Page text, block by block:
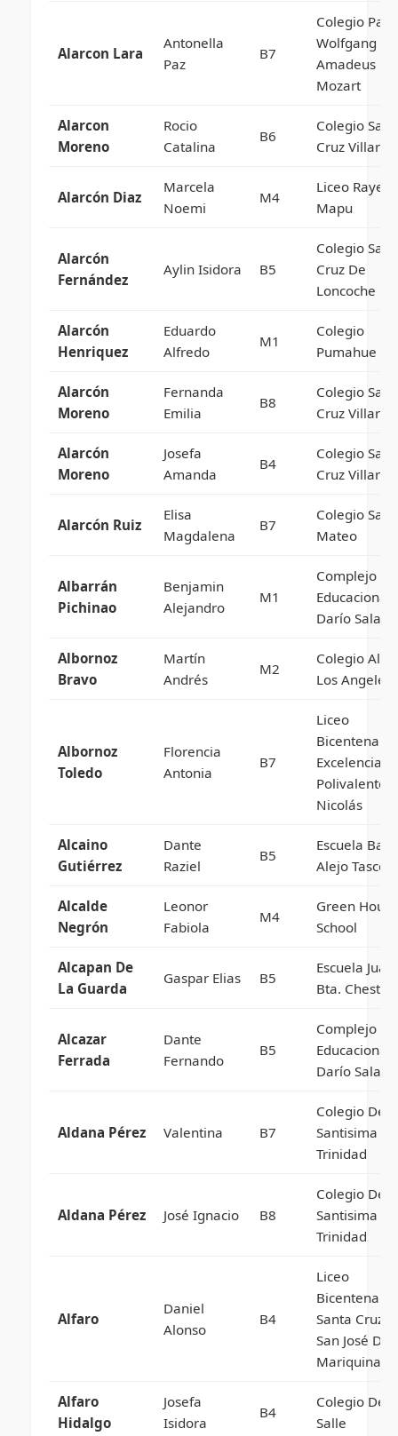
Alarcon Lara
Antonella
Paz
B7
Colegio
Wolfgang
Amadeus
Mozart
Alarcon
Moreno
Rocio
Catalina
B6
Colegio
Cruz
Alarcón Diaz
Marcela
Noemi
M4
Liceo Rayen
Mapu
Alarcón
Fernández
Aylin Isidora B5
Colegio
Cruz De
Loncoche
Alarcón
Henriquez
Eduardo
Alfredo
M1
Colegio
Pumahue
Alarcón
Moreno
Fernanda
Emilia
B8
Colegio
Cruz
Alarcón
Moreno
Josefa
Amanda
B4
Colegio
Cruz
Alarcón Ruiz
Elisa
Magdalena
B7
Colegio San
Mateo
Albarrán
Pichinao
Benjamin
Alejandro
M1
Complejo
Educacional
Darío Salas
Albornoz
Bravo
Martín
Andrés
M2
Colegio
Los Angeles
Albornoz
Toledo
Florencia
Antonia
B7
Liceo
Excelencia
Polivalente
Nicolás
Alcaino
Gutiérrez
Dante
Raziel
B5
Escuela
Alejo Tascon
Alcalde
Negrón
Leonor
Fabiola
M4
Green House
School
Alcapan De
La Guarda
Gaspar Elias B5
Escuela Juan
Bta. Chesta
Alcazar
Ferrada
Dante
Fernando
B5
Complejo
Educacional
Darío Salas
Aldana Pérez Valentina B7
Colegio De
Santisima
Trinidad
Aldana Pérez José Ignacio B8
Colegio De
Santisima
Trinidad
Alfaro
Daniel
Alonso
B4
Liceo
Bicentenario
Santa Cruz
San José De
Mariquina
Alfaro
Hidalgo
Josefa
Isidora
B4
Colegio De
Salle